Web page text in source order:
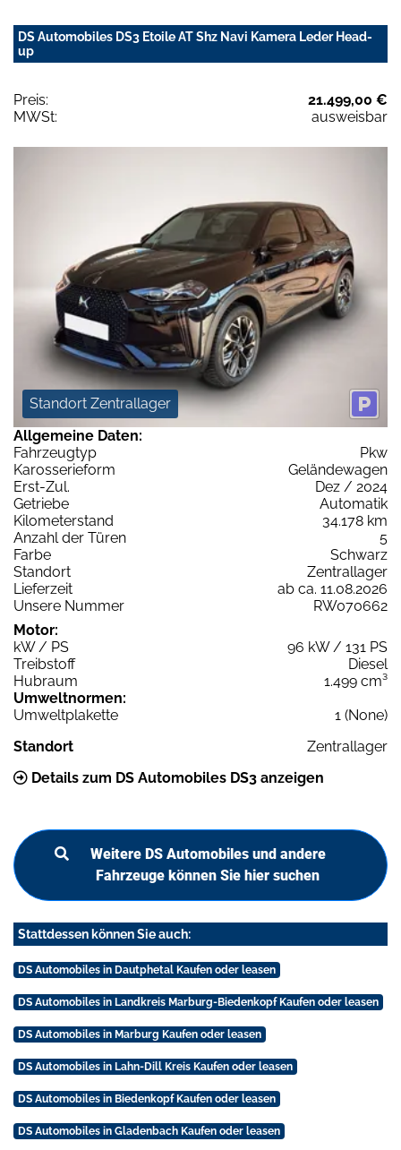
DS Automobiles DS3 Etoile AT Shz Navi Kamera Leder Head-
up
Preis:
21.499,00 €
MWSt:
ausweisbar
Standort Zentrallager
Allgemeine Daten:
Fahrzeugtyp
Pkw
Karosserieform
Geländewagen
Erst-Zul.
Dez / 2024
Getriebe
Automatik
Kilometerstand
34.178 km
Anzahl der Türen
5
Farbe
Schwarz
Standort
Zentrallager
Lieferzeit
ab ca. 11.08.2026
Unsere Nummer
RW070662
Motor:
kW / PS
96 kW / 131 PS
Treibstoff
Diesel
Hubraum
1.499 cm³
Umweltnormen:
Umweltplakette
1 (None)
Standort
Zentrallager
Details zum DS Automobiles DS3 anzeigen
Weitere DS Automobiles und andere
Fahrzeuge können Sie hier suchen
Stattdessen können Sie auch:
DS Automobiles in Dautphetal Kaufen oder leasen
DS Automobiles in Landkreis Marburg-Biedenkopf Kaufen oder leasen
DS Automobiles in Marburg Kaufen oder leasen
DS Automobiles in Lahn-Dill Kreis Kaufen oder leasen
DS Automobiles in Biedenkopf Kaufen oder leasen
DS Automobiles in Gladenbach Kaufen oder leasen